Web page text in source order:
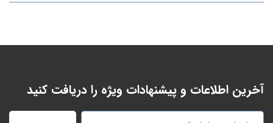
آخرین اطلاعات و پیشنهادات ویژه را دریافت کنید